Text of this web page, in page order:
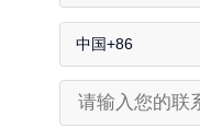
中国+86